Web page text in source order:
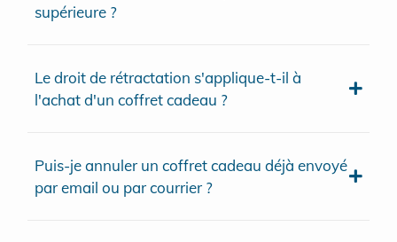
supérieure ?
Le droit de rétractation s'applique-t-il à
l'achat d'un coffret cadeau ?
Puis-je annuler un coffret cadeau déjà envoyé
par email ou par courrier ?